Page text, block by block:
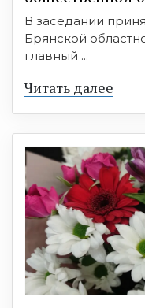
В заседании
Брянской
главный ...
Читать далее